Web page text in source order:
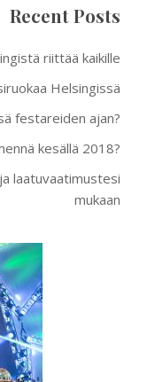
Recent Posts
riittää kaikille
Helsingissä
festareiden ajan?
kesällä 2018?
laatuvaatimustesi
mukaan